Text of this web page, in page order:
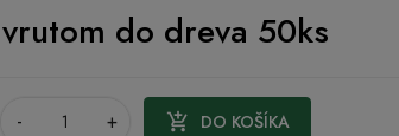
do dreva 50ks
- +  DO KOŠÍKA